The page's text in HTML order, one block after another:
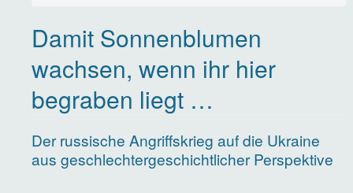
Damit Sonnenblumen
wachsen, wenn ihr hier
begraben liegt …
Der russische Angriffskrieg auf die Ukraine
aus geschlechtergeschichtlicher Perspektive